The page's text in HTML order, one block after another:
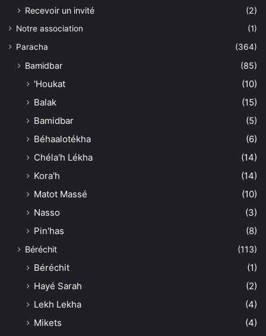
Recevoir un invité (2)
Notre association
(1)
Paracha
(364)
Bamidbar (85)
'Houkat
(10)
Balak
(15)
Bamidbar
(5)
Béhaalotékha
(6)
Chéla'h Lékha
(14)
Kora'h
(14)
Matot Massé
(10)
Nasso
(3)
Pin'has
(8)
Béréchit (113)
Béréchit
(1)
Hayé Sarah
(2)
Lekh Lekha
(4)
Mikets
(4)